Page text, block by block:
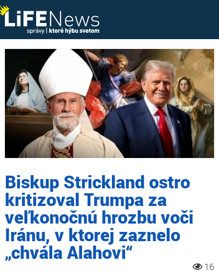
Biskup Strickland ostro
kritizoval Trumpa za
veľkonočnú hrozbu voči
Iránu, v ktorej zaznelo
„chvála Alahovi“
16